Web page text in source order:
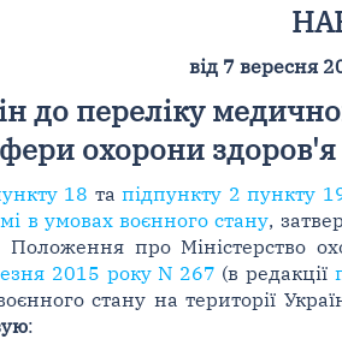
від 7 вересня
до переліку
охорони
18 тапідпункту 2 пункту
в умовах воєнного стану,
про Міністерство
2015 року N 267 (в редакції
стану на території
: